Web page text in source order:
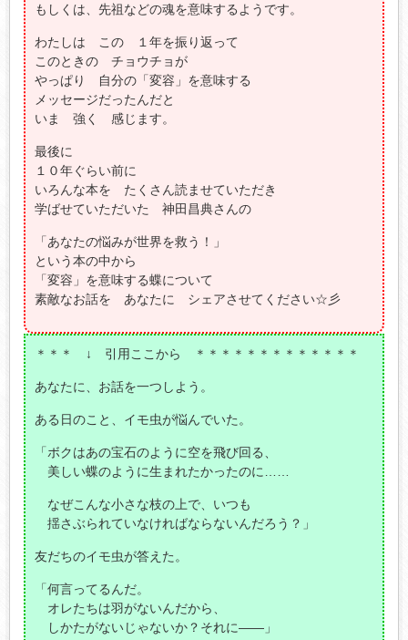
もしくは、先祖などの魂を意味するようです。
わたしは この １年を振り返って
このときの チョウチョが
やっぱり 自分の「変容」を意味する
メッセージだったんだと
いま 強く 感じます。
最後に
１０年ぐらい前に
いろんな本を たくさん読ませていただき
学ばせていただいた 神田昌典さんの
「あなたの悩みが世界を救う！」
という本の中から
「変容」を意味する蝶について
素敵なお話を あなたに シェアさせてください☆彡
＊＊＊ ↓ 引用ここから ＊＊＊＊＊＊＊＊＊＊＊＊＊
あなたに、お話を一つしよう。
ある日のこと、イモ虫が悩んでいた。
「ボクはあの宝石のように空を飛び回る、
美しい蝶のように生まれたかったのに……
なぜこんな小さな枝の上で、いつも
揺さぶられていなければならないんだろう？」
友だちのイモ虫が答えた。
「何言ってるんだ。
オレたちは羽がないんだから、
しかたがないじゃないか？それに――」